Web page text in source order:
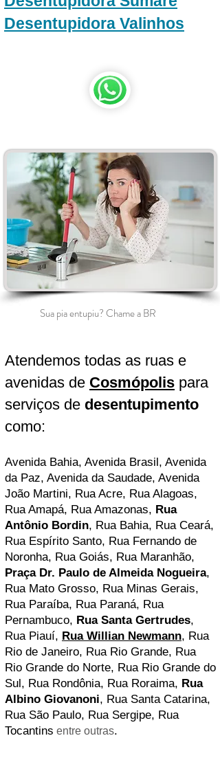
Desentupidora Valinhos
Sua pia entupiu? Chame a BR
Atendemos todas as ruas e
avenidas de Cosmópolis para
serviços de desentupimento
como:
Avenida Bahia, Avenida Brasil, Avenida
da Paz, Avenida da Saudade, Avenida
João Martini, Rua Acre, Rua Alagoas,
Rua Amapá, Rua Amazonas, Rua
Antônio Bordin, Rua Bahia, Rua Ceará,
Rua Espírito Santo, Rua Fernando de
Noronha, Rua Goiás, Rua Maranhão,
Praça Dr. Paulo de Almeida Nogueira,
Rua Mato Grosso, Rua Minas Gerais,
Rua Paraíba, Rua Paraná, Rua
Pernambuco, Rua Santa Gertrudes,
Rua Piauí, Rua Willian Newmann, Rua
Rio de Janeiro, Rua Rio Grande, Rua
Rio Grande do Norte, Rua Rio Grande do
Sul, Rua Rondônia, Rua Roraima, Rua
Albino Giovanoni, Rua Santa Catarina,
Rua São Paulo, Rua Sergipe, Rua
Tocantins entre outras.